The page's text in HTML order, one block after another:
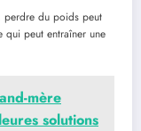
perdre du poids peut
qui peut entraîner une
mère
solutions